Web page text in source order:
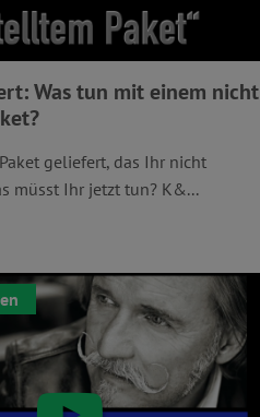
Was tun mit einem nicht
geliefert, das Ihr nicht
müsst Ihr jetzt tun? K&...